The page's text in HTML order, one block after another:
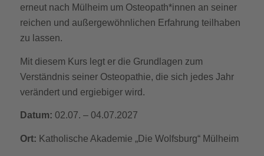
erneut nach Mülheim um Osteopath*innen an seiner
reichen und außergewöhnlichen Erfahrung teilhaben
zu lassen.
Mit diesem Kurs legt er die Grundlagen zum
Verständnis seiner Osteopathie, die sich jedes Jahr
verändert und ergiebiger wird.
Datum: 02.07. – 04.07.2027
Ort: Katholische Akademie „Die Wolfsburg“ Mülheim